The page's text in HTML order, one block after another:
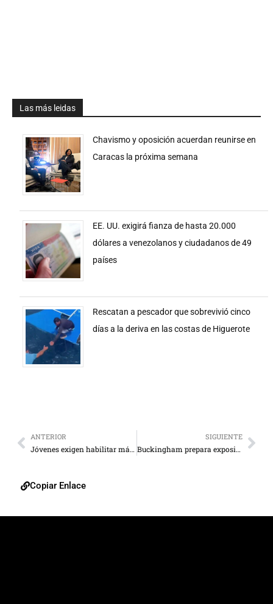
Las más leidas
Chavismo y oposición acuerdan reunirse en
Caracas la próxima semana
EE. UU. exigirá fianza de hasta 20.000
dólares a venezolanos y ciudadanos de 49
países
Rescatan a pescador que sobrevivió cinco
días a la deriva en las costas de Higuerote
ANTERIOR
Jóvenes exigen habilitar más puntos para el registro electoral
SIGUIENTE
Buckingham prepara exposición sobre guardarropa de Isabel II
Copiar Enlace